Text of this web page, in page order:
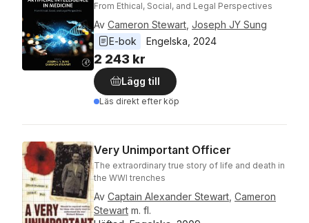
From Ethical, Social, and Legal Perspectives
Av Cameron Stewart Joseph JY Sung
E-bok
Engelska 2024
2 243 kr
Lägg till
Läs direkt efter köp
Very Unimportant Officer
The extraordinary true story of life and death in
the WWI trenches
Av Captain Alexander Stewart Cameron
Stewart m. fl.